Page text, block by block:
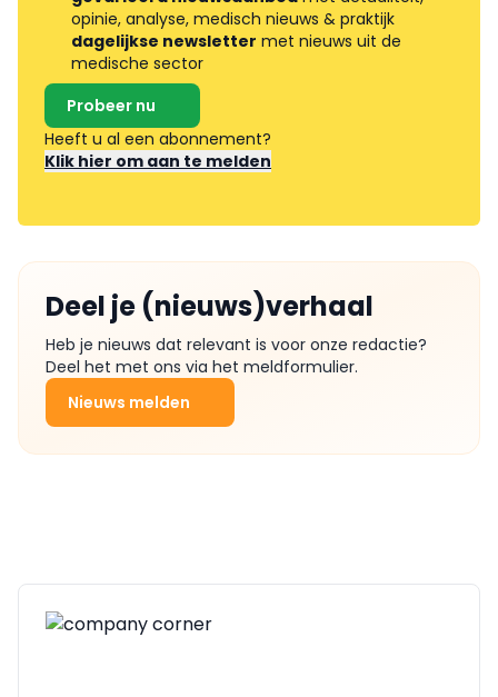
opinie, analyse, medisch nieuws & praktijk
dagelijkse newsletter met nieuws uit de
medische sector
Probeer nu
Heeft u al een abonnement?
Klik hier om aan te melden
Deel je (nieuws)verhaal
Heb je nieuws dat relevant is voor onze redactie?
Deel het met ons via het meldformulier.
Nieuws melden